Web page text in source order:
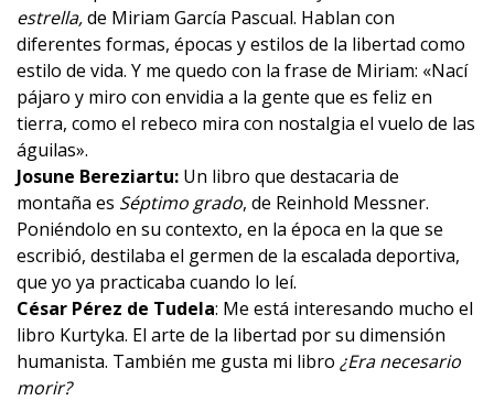
estrella,de Miriam García Pascual. Hablan con
diferentes formas, épocas y estilos de la libertad como
estilo de vida. Y me quedo con la frase de Miriam: «Nací
pájaro y miro con envidia a la gente que es feliz en
tierra, como el rebeco mira con nostalgia el vuelo de las
águilas».
Josune Bereziartu: Un libro que destacaria de
montaña es Séptimo grado, de Reinhold Messner.
Poniéndolo en su contexto, en la época en la que se
escribió, destilaba el germen de la escalada deportiva,
que yo ya practicaba cuando lo leí.
César Pérez de Tudela: Me está interesando mucho el
libro Kurtyka. El arte de la libertad por su dimensión
humanista. También me gusta mi libro ¿Era necesario
morir?